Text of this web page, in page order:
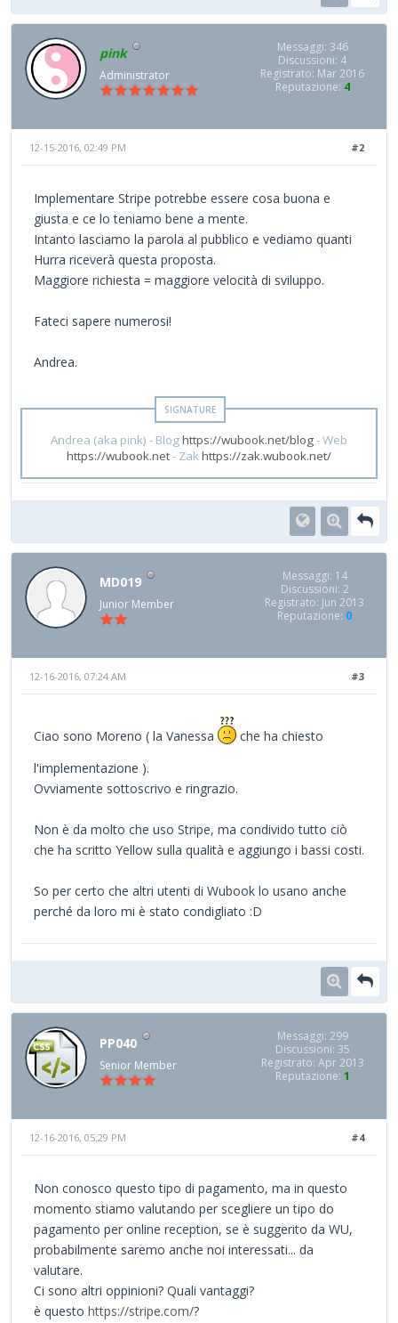
pink
Administrator
Messaggi: 346
Discussioni: 4
Registrato: Mar 2016
Reputazione: 4
#2
12-15-2016, 02:49 PM
Implementare Stripe potrebbe essere cosa buona e
giusta e ce lo teniamo bene a mente.
Intanto lasciamo la parola al pubblico e vediamo quanti
Hurra riceverà questa proposta.
Maggiore richiesta = maggiore velocità di sviluppo.
Fateci sapere numerosi!
Andrea.
Andrea (aka pink) - Bloghttps://wubook.net/blog- Web
https://wubook.net- Zakhttps://zak.wubook.net/
MD019
Junior Member
Messaggi: 14
Discussioni: 2
Registrato: Jun 2013
Reputazione: 0
#3
12-16-2016, 07:24 AM
Ciao sono Moreno ( la Vanessa
che ha chiesto
l'implementazione ).
Ovviamente sottoscrivo e ringrazio.
Non è da molto che uso Stripe, ma condivido tutto ciò
che ha scritto Yellow sulla qualità e aggiungo i bassi costi.
So per certo che altri utenti di Wubook lo usano anche
perché da loro mi è stato condigliato :D
PP040
Senior Member
Messaggi: 299
Discussioni: 35
Registrato: Apr 2013
Reputazione: 1
#4
12-16-2016, 05:29 PM
Non conosco questo tipo di pagamento, ma in questo
momento stiamo valutando per scegliere un tipo do
pagamento per online reception, se è suggerito da WU,
probabilmente saremo anche noi interessati... da
valutare.
Ci sono altri oppinioni? Quali vantaggi?
è questo https://stripe.com/?